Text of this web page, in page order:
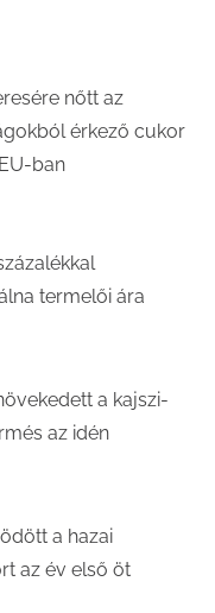
nőtt az
érkező cukor
ban
termelői ára
a kajszi-
az idén
a hazai
az év első öt